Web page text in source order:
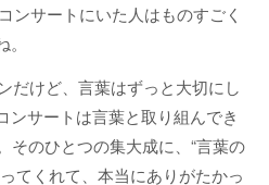
ンサートにいた人はものすごく
だけど、言葉はずっと大切にし
ンサートは言葉と取り組んでき
そのひとつの集大成に、“言葉の
てくれて、本当にありがたかっ